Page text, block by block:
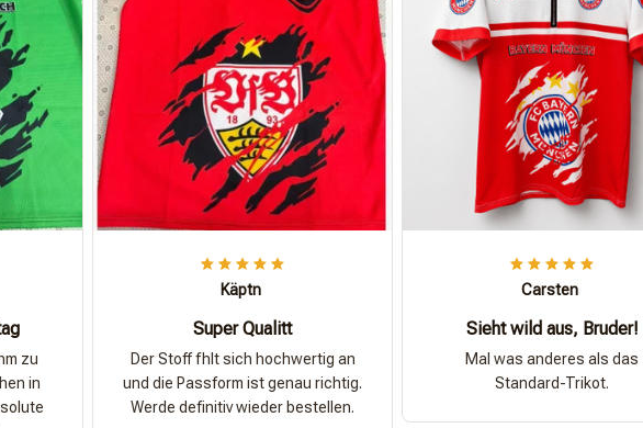
zu
in
Käptn
Super Qualitt
Der Stoff fhlt sich hochwertig an
und die Passform ist genau richtig.
Werde definitiv wieder bestellen.
Carsten
Sieht wild aus, Bruder!
Mal was anderes als das
Standard-Trikot.